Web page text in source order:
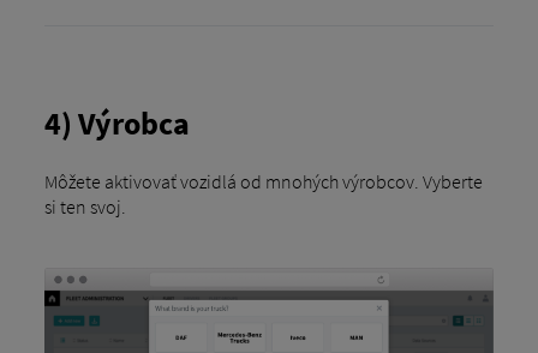
4) Výrobca
Môžete aktivovať vozidlá od mnohých výrobcov. Vyberte
si ten svoj.